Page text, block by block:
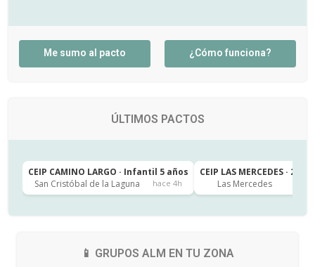
Me sumo al pacto ¿Cómo funciona?
ÚLTIMOS PACTOS
CEIP CAMINO LARGO · Infantil 5 años
San Cristóbal de la Laguna
hace 4h
CEIP LAS MERCEDES · 2º
Las Mercedes
📱 GRUPOS ALM EN TU ZONA